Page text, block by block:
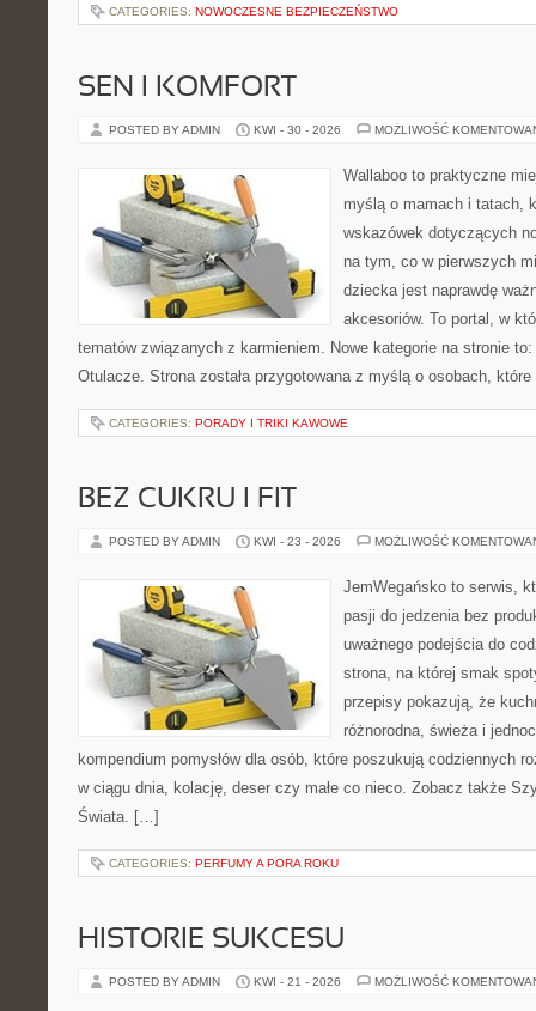
CATEGORIES: NOWOCZESNE BEZPIECZEŃSTWO
SEN I KOMFORT
POSTED BY ADMIN KWI - 30 - 2026 MOŻLIWOŚĆ
Wallaboo to praktyczne
myślą o mamach i tatach,
wskazówek dotyczących
na tym, co w pierwszych
dziecka jest naprawdę
akcesoriów. To portal, w
tematów związanych z karmieniem. Nowe kategorie na stronie
Otulacze. Strona została przygotowana z myślą o osobach,
CATEGORIES: PORADY I TRIKI KAWOWE
BEZ CUKRU I FIT
POSTED BY ADMIN KWI - 23 - 2026 MOŻLIWOŚĆ
JemWegańsko to serwis,
pasji do jedzenia bez
uważnego podejścia do
strona, na której smak
przepisy pokazują, że
różnorodna, świeża i
kompendium pomysłów dla osób, które poszukują codziennych
w ciągu dnia, kolację, deser czy małe co nieco. Zobacz także
Świata. […]
CATEGORIES: PERFUMY A PORA ROKU
HISTORIE SUKCESU
POSTED BY ADMIN KWI - 21 - 2026 MOŻLIWOŚĆ